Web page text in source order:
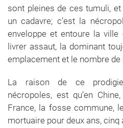
sont pleines de ces tumuli,
un cadavre; c’est la
enveloppe et entoure la
livrer assaut, la dominant
emplacement et le nombre de
La raison de ce
nécropoles, est qu’en
France, la fosse commune,
mortuaire pour deux ans, cinq